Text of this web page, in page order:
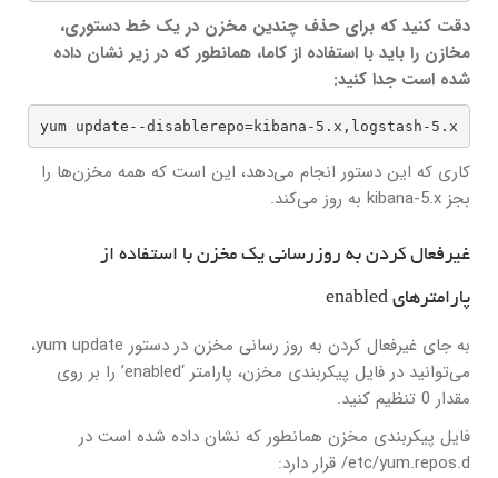
دقت کنید که برای حذف چندین مخزن در یک خط دستوری،
مخازن را باید با استفاده از کاما، همانطور که در زیر نشان داده
شده است جدا کنید:
yum update--disablerepo=kibana-5.x,logstash-5.x
کاری که این دستور انجام می‌دهد، این است که همه مخزن‌ها را
بجز kibana-5.x به روز می‌کند.
غیرفعال کردن به روزرسانی یک مخزن با استفاده از
پارامترهای enabled
به جای غیرفعال کردن به روز رسانی مخزن در دستور yum update،
می‌توانید در فایل پیکربندی مخزن، پارامتر ‘enabled’ را بر روی
مقدار 0 تنظیم کنید.
فایل پیکربندی مخزن همانطور که نشان داده شده است در
etc/yum.repos.d/ قرار دارد: